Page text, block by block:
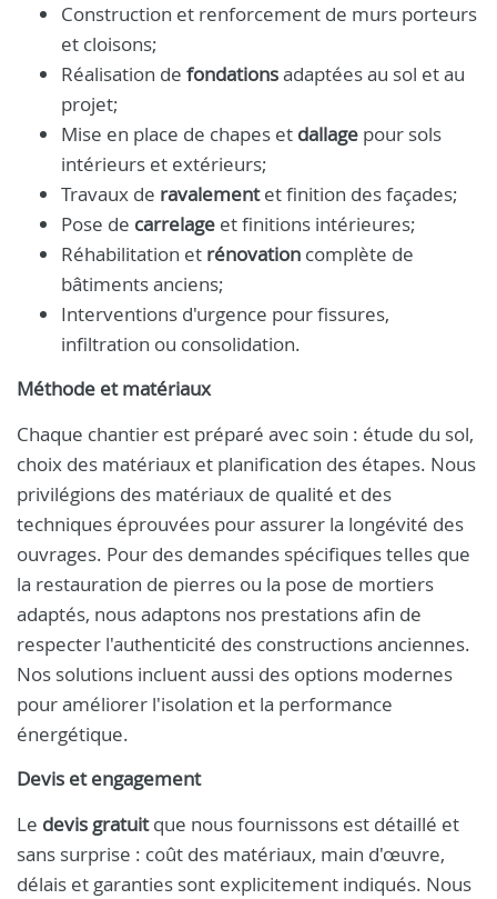
Construction et renforcement de murs porteurs
et cloisons;
Réalisation de fondationsadaptées au sol et au
projet;
Mise en place de chapes et dallage pour sols
intérieurs et extérieurs;
Travaux de ravalementet finition des façades;
Pose de carrelage et finitions intérieures;
Réhabilitation et rénovation complète de
bâtiments anciens;
Interventions d'urgence pour fissures,
infiltration ou consolidation.
Méthode et matériaux
Chaque chantier est préparé avec soin : étude du sol,
choix des matériaux et planification des étapes. Nous
privilégions des matériaux de qualité et des
techniques éprouvées pour assurer la longévité des
ouvrages. Pour des demandes spécifiques telles que
la restauration de pierres ou la pose de mortiers
adaptés, nous adaptons nos prestations afin de
respecter l'authenticité des constructions anciennes.
Nos solutions incluent aussi des options modernes
pour améliorer l'isolation et la performance
énergétique.
Devis et engagement
Le devis gratuitque nous fournissons est détaillé et
sans surprise : coût des matériaux, main d'œuvre,
délais et garanties sont explicitement indiqués. Nous